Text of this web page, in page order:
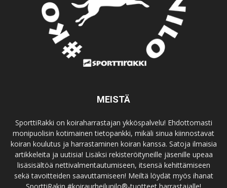
MEISTÄ
SporttiRakki on koiraharrastajan ykköspalvelu! Ehdottomasti
monipuolisin kotimainen tietopankki, mikäli sinua kiinnostavat
koiran koulutus ja harrastaminen koiran kanssa. Satoja ilmaisia
artikkeleita ja uutisia! Lisäksi rekisteröityneille jäsenille upeaa
lisäsisältöä nettivalmentautumiseen, itsensä kehittämiseen
sekä tavoitteiden saavuttamiseen! Meiltä löydät myös ihanat
SporttiRakin #koiraurheilunilo®-tuotteet harrastajalle!